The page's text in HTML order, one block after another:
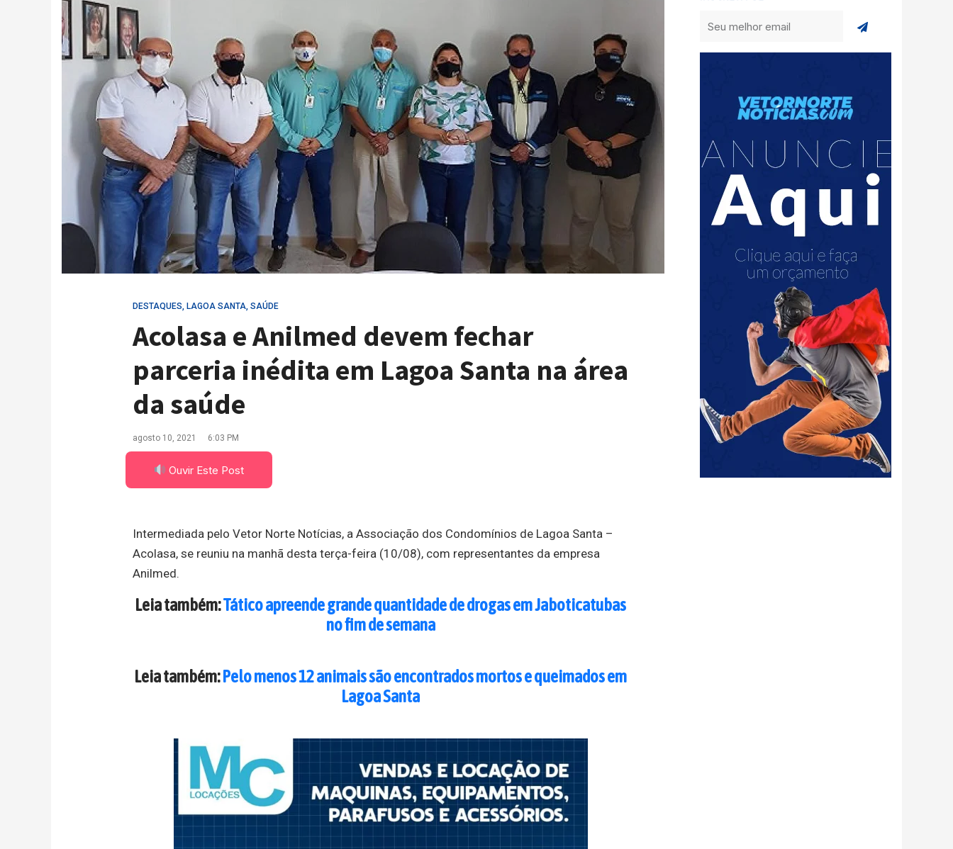
DESTAQUES, LAGOA SANTA, SAÚDE
Acolasa e Anilmed devem fechar
parceria inédita em Lagoa Santa na área
da saúde
agosto 10, 2021 6:03 PM
Ouvir Este Post
Intermediada pelo Vetor Norte Notícias, a Associação dos Condomínios de Lagoa Santa –
Acolasa, se reuniu na manhã desta terça-feira (10/08), com representantes da empresa
Anilmed.
Leia também:Tático apreende grande quantidade de drogas em Jaboticatubas
no fim de semana
Leia também:Pelo menos 12 animais são encontrados mortos e queimados em
Lagoa Santa